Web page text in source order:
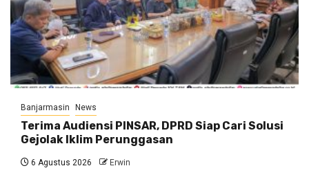
Banjarmasin News
Terima Audiensi PINSAR, DPRD Siap Cari Solusi
Gejolak Iklim Perunggasan
6 Agustus 2026 Erwin